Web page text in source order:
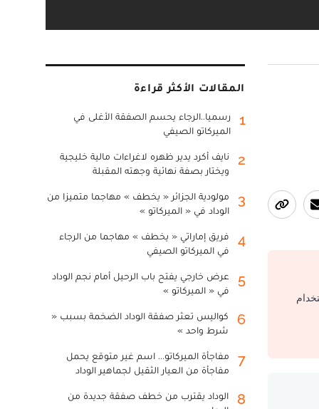
المقالات الأكثر قراءة
1
رسميا..الرجاء يحسم الصفقة الأغلى في
الميركاتو الصيفي
2
نايف أكرد يدير ظهره لاغراءات مالية خليجية
ويختار بصفة نهائية وجهته المقبلة
3
مولودية الجزائر « يخطف » مهاجما متميزا من
الوداد في « الميركاتو »
4
فريق إماراتي « يخطف » مهاجما من الرجاء
في الميركاتو الصيفي
5
عرض خارجي يفتح باب الرحيل أمام نجم الوداد
في « الميركاتو »
6
كواليس تعثر صفقة الوداد الضخمة بسبب «
شرط واحد »
7
مفاجأة الميركاتو... اسم غير متوقع يحمل
مفاجأة من العيار الثقيل لجماهير الوداد
8
الوداد يقترب من خطف صفقة جديدة من